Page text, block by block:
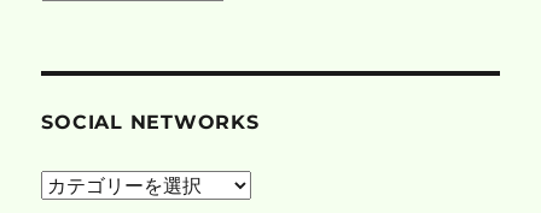
SOCIAL NETWORKS
social